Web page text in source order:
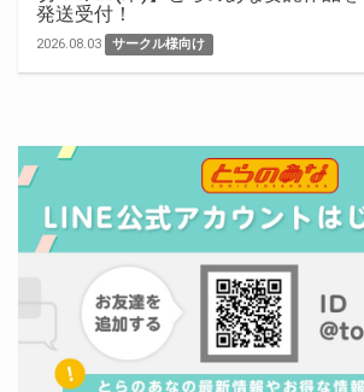
発送受付！
2026.08.03 サークル様向け